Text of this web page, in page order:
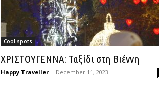
Cool spots
ΧΡΙΣΤΟΥΓΕΝΝΑ: Ταξίδι στη Βιέννη
Happy Traveller - December 11, 2023